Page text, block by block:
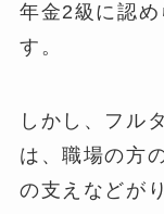
年金2級に認
す。
しかし、フル
は、職場の方
の支えなどが